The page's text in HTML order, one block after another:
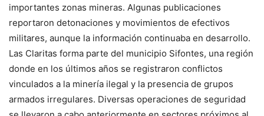
importantes zonas mineras. Algunas publicaciones
reportaron detonaciones y movimientos de efectivos
militares, aunque la información continuaba en desarrollo.
Las Claritas forma parte del municipio Sifontes, una región
donde en los últimos años se registraron conflictos
vinculados a la minería ilegal y la presencia de grupos
armados irregulares. Diversas operaciones de seguridad